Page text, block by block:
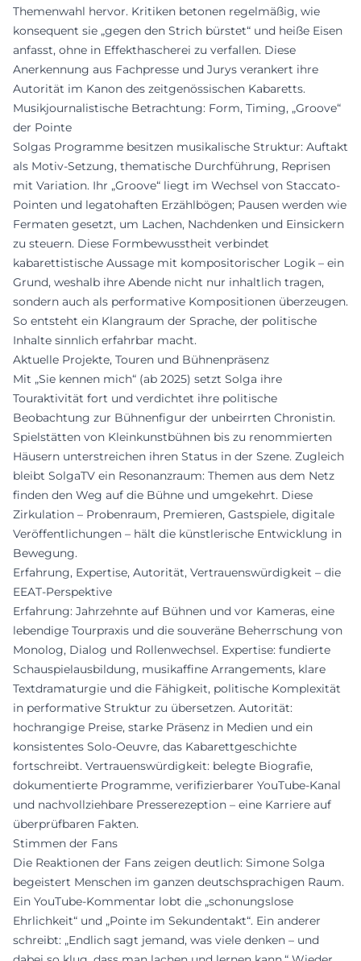
Themenwahl hervor. Kritiken betonen regelmäßig, wie
konsequent sie „gegen den Strich bürstet“ und heiße Eisen
anfasst, ohne in Effekthascherei zu verfallen. Diese
Anerkennung aus Fachpresse und Jurys verankert ihre
Autorität im Kanon des zeitgenössischen Kabaretts.
Musikjournalistische Betrachtung: Form, Timing, „Groove“
der Pointe
Solgas Programme besitzen musikalische Struktur: Auftakt
als Motiv-Setzung, thematische Durchführung, Reprisen
mit Variation. Ihr „Groove“ liegt im Wechsel von Staccato-
Pointen und legatohaften Erzählbögen; Pausen werden wie
Fermaten gesetzt, um Lachen, Nachdenken und Einsickern
zu steuern. Diese Formbewusstheit verbindet
kabarettistische Aussage mit kompositorischer Logik – ein
Grund, weshalb ihre Abende nicht nur inhaltlich tragen,
sondern auch als performative Kompositionen überzeugen.
So entsteht ein Klangraum der Sprache, der politische
Inhalte sinnlich erfahrbar macht.
Aktuelle Projekte, Touren und Bühnenpräsenz
Mit „Sie kennen mich“ (ab 2025) setzt Solga ihre
Touraktivität fort und verdichtet ihre politische
Beobachtung zur Bühnenfigur der unbeirrten Chronistin.
Spielstätten von Kleinkunstbühnen bis zu renommierten
Häusern unterstreichen ihren Status in der Szene. Zugleich
bleibt SolgaTV ein Resonanzraum: Themen aus dem Netz
finden den Weg auf die Bühne und umgekehrt. Diese
Zirkulation – Probenraum, Premieren, Gastspiele, digitale
Veröffentlichungen – hält die künstlerische Entwicklung in
Bewegung.
Erfahrung, Expertise, Autorität, Vertrauenswürdigkeit – die
EEAT-Perspektive
Erfahrung: Jahrzehnte auf Bühnen und vor Kameras, eine
lebendige Tourpraxis und die souveräne Beherrschung von
Monolog, Dialog und Rollenwechsel. Expertise: fundierte
Schauspielausbildung, musikaffine Arrangements, klare
Textdramaturgie und die Fähigkeit, politische Komplexität
in performative Struktur zu übersetzen. Autorität:
hochrangige Preise, starke Präsenz in Medien und ein
konsistentes Solo-Oeuvre, das Kabarettgeschichte
fortschreibt. Vertrauenswürdigkeit: belegte Biografie,
dokumentierte Programme, verifizierbarer YouTube-Kanal
und nachvollziehbare Presserezeption – eine Karriere auf
überprüfbaren Fakten.
Stimmen der Fans
Die Reaktionen der Fans zeigen deutlich: Simone Solga
begeistert Menschen im ganzen deutschsprachigen Raum.
Ein YouTube-Kommentar lobt die „schonungslose
Ehrlichkeit“ und „Pointe im Sekundentakt“. Ein anderer
schreibt: „Endlich sagt jemand, was viele denken – und